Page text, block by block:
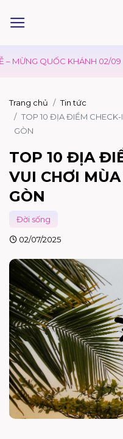
KHÁNH 02/09 ƯU ĐÃI
Trang chủ
Tin tức
TOP 10 ĐỊA ĐIỂM CHECK-
GÒN
TOP 10 ĐỊA
VUI CHƠI
GÒN
Đời sống
02/07/2025